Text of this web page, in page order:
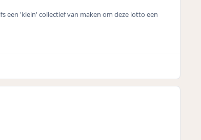
een 'klein' collectief van maken om deze lotto een